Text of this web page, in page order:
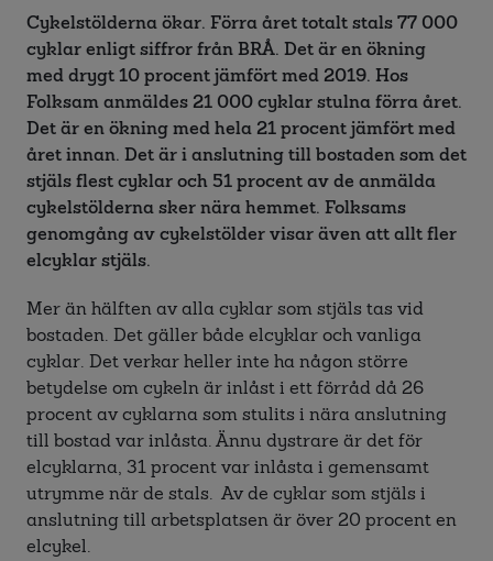
Cykelstölderna ökar. Förra året totalt stals 77 000
cyklar enligt siffror från BRÅ. Det är en ökning
med drygt 10 procent jämfört med 2019. Hos
Folksam anmäldes 21 000 cyklar stulna förra året.
Det är en ökning med hela 21 procent jämfört med
året innan. Det är i anslutning till bostaden som det
stjäls flest cyklar och 51 procent av de anmälda
cykelstölderna sker nära hemmet. Folksams
genomgång av cykelstölder visar även att allt fler
elcyklar stjäls.
Mer än hälften av alla cyklar som stjäls tas vid
bostaden. Det gäller både elcyklar och vanliga
cyklar. Det verkar heller inte ha någon större
betydelse om cykeln är inlåst i ett förråd då 26
procent av cyklarna som stulits i nära anslutning
till bostad var inlåsta. Ännu dystrare är det för
elcyklarna, 31 procent var inlåsta i gemensamt
utrymme när de stals. Av de cyklar som stjäls i
anslutning till arbetsplatsen är över 20 procent en
elcykel.